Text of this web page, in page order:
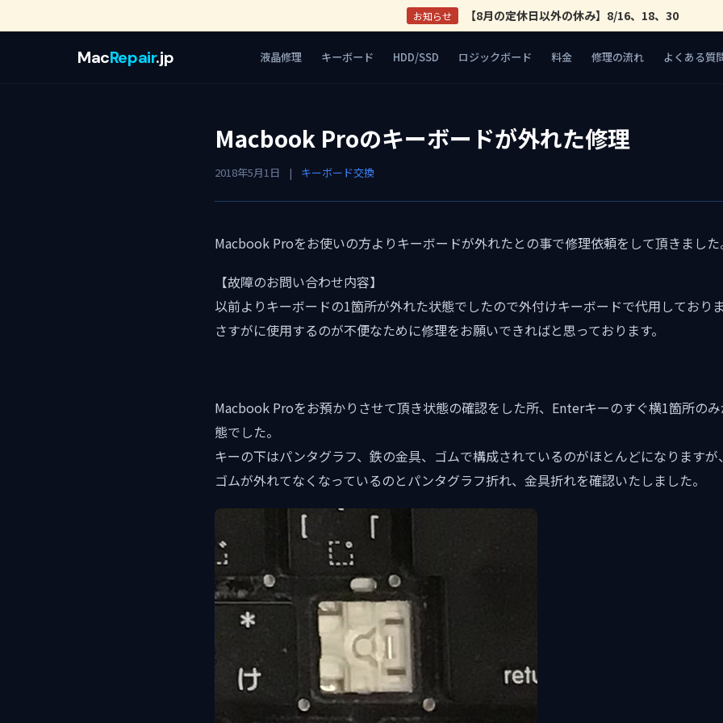
お知らせ 【8月の定休日以外の休み】8/16、18、30
MacRepair.jp 液晶修理 キーボード HDD/SSD ロジックボード 料金 修理の流れ よくある質
Macbook Proのキーボードが外れた修理
2018年5月1日 | キーボード交換
Macbook Proをお使いの方よりキーボードが外れたとの事で修理依頼をして頂きました
【故障のお問い合わせ内容】
以前よりキーボードの1箇所が外れた状態でしたので外付けキーボードで代用しておりま
さすがに使用するのが不便なために修理をお願いできればと思っております。
Macbook Proをお預かりさせて頂き状態の確認をした所、Enterキーのすぐ横1箇所の
態でした。
キーの下はパンタグラフ、鉄の金具、ゴムで構成されているのがほとんどになりますが、
ゴムが外れてなくなっているのとパンタグラフ折れ、金具折れを確認いたしました。